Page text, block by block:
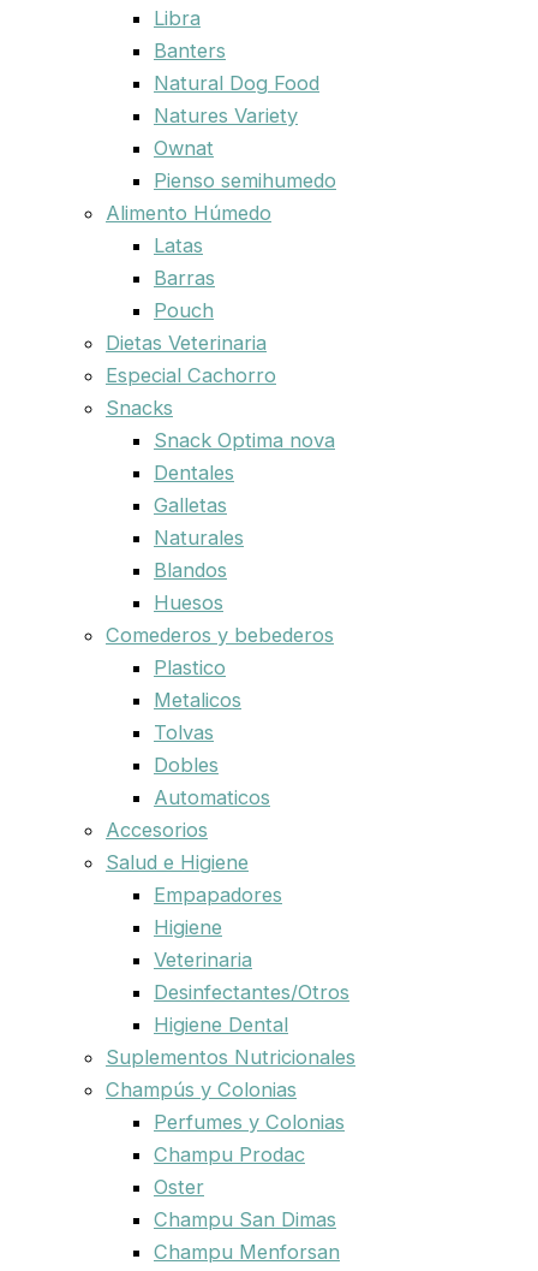
Libra
Banters
Natural Dog Food
Natures Variety
Ownat
Pienso semihumedo
Alimento Húmedo
Latas
Barras
Pouch
Dietas Veterinaria
Especial Cachorro
Snacks
Snack Optima nova
Dentales
Galletas
Naturales
Blandos
Huesos
Comederos y bebederos
Plastico
Metalicos
Tolvas
Dobles
Automaticos
Accesorios
Salud e Higiene
Empapadores
Higiene
Veterinaria
Desinfectantes/Otros
Higiene Dental
Suplementos Nutricionales
Champús y Colonias
Perfumes y Colonias
Champu Prodac
Oster
Champu San Dimas
Champu Menforsan